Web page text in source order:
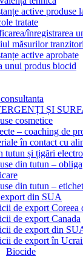
active produse
tratate
înregistrarea
măsurilor
active aprobate
unui produs biocid
ȘI
cosmetice
– coaching de
în contact cu
tutun și țigări
din tutun –
din tutun –
din SUA
de export Coreea
de export Canada
de export din
de export în
Biocide